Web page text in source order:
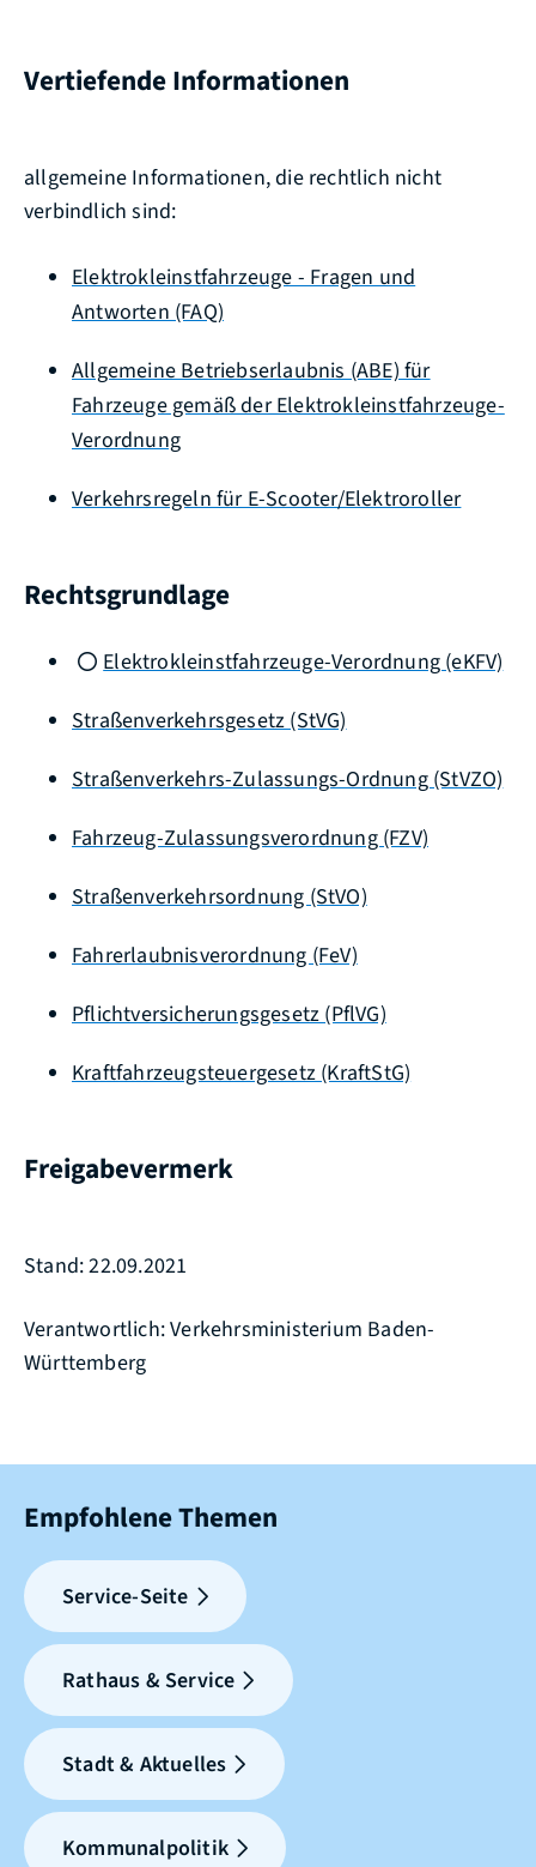
Vertiefende Informationen
allgemeine Informationen, die rechtlich nicht
verbindlich sind:
Elektrokleinstfahrzeuge - Fragen und
Antworten (FAQ)
Allgemeine Betriebserlaubnis (ABE) für
Fahrzeuge gemäß der Elektrokleinstfahrzeuge-
Verordnung
Verkehrsregeln für E-Scooter/Elektroroller
Rechtsgrundlage
Elektrokleinstfahrzeuge-Verordnung (eKFV)
Straßenverkehrsgesetz (StVG)
Straßenverkehrs-Zulassungs-Ordnung (StVZO)
Fahrzeug-Zulassungsverordnung (FZV)
Straßenverkehrsordnung (StVO)
Fahrerlaubnisverordnung (FeV)
Pflichtversicherungsgesetz (PflVG)
Kraftfahrzeugsteuergesetz (KraftStG)
Freigabevermerk
Stand: 22.09.2021
Verantwortlich: Verkehrsministerium Baden-
Württemberg
Empfohlene Themen
Service-Seite
Rathaus & Service
Stadt & Aktuelles
Kommunalpolitik